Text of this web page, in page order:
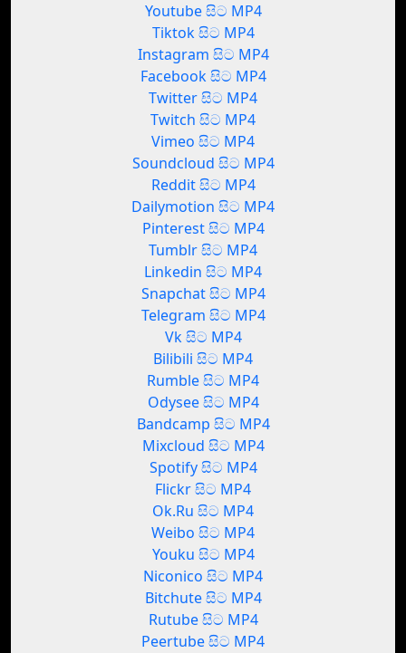
Youtube සිට MP4
Tiktok සිට MP4
Instagram සිට MP4
Facebook සිට MP4
Twitter සිට MP4
Twitch සිට MP4
Vimeo සිට MP4
Soundcloud සිට MP4
Reddit සිට MP4
Dailymotion සිට MP4
Pinterest සිට MP4
Tumblr සිට MP4
Linkedin සිට MP4
Snapchat සිට MP4
Telegram සිට MP4
Vk සිට MP4
Bilibili සිට MP4
Rumble සිට MP4
Odysee සිට MP4
Bandcamp සිට MP4
Mixcloud සිට MP4
Spotify සිට MP4
Flickr සිට MP4
Ok.Ru සිට MP4
Weibo සිට MP4
Youku සිට MP4
Niconico සිට MP4
Bitchute සිට MP4
Rutube සිට MP4
Peertube සිට MP4